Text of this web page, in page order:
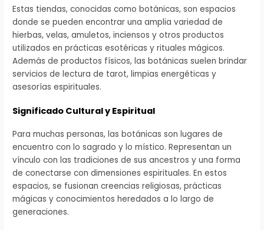
Estas tiendas, conocidas como botánicas, son espacios
donde se pueden encontrar una amplia variedad de
hierbas, velas, amuletos, inciensos y otros productos
utilizados en prácticas esotéricas y rituales mágicos.
Además de productos físicos, las botánicas suelen brindar
servicios de lectura de tarot, limpias energéticas y
asesorías espirituales.
Significado Cultural y Espiritual
Para muchas personas, las botánicas son lugares de
encuentro con lo sagrado y lo místico. Representan un
vínculo con las tradiciones de sus ancestros y una forma
de conectarse con dimensiones espirituales. En estos
espacios, se fusionan creencias religiosas, prácticas
mágicas y conocimientos heredados a lo largo de
generaciones.